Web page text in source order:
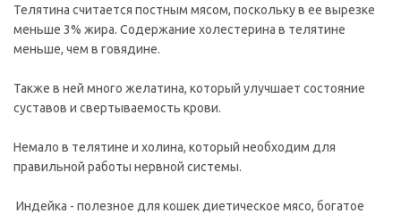
Телятина считается постным мясом, поскольку в ее вырезке
меньше 3% жира. Содержание холестерина в телятине
меньше, чем в говядине.
Также в ней много желатина, который улучшает состояние
суставов и свертываемость крови.
Немало в телятине и холина, который необходим для
правильной работы нервной системы.
Индейка - полезное для кошек диетическое мясо, богатое